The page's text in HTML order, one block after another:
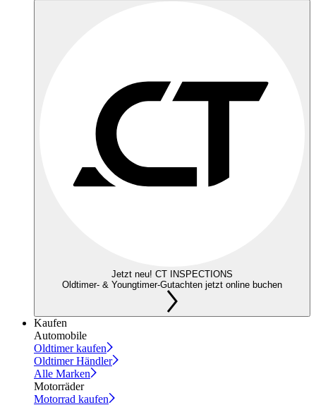
Jetzt neu! CT INSPECTIONS
Oldtimer- & Youngtimer-Gutachten jetzt online buchen
Kaufen
Automobile
Oldtimer kaufen
Oldtimer Händler
Alle Marken
Motorräder
Motorrad kaufen